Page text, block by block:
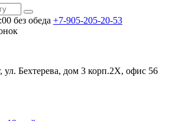
без обеда +7-905-205-20-53
ул. Бехтерева, дом 3 корп.2X, офис 56